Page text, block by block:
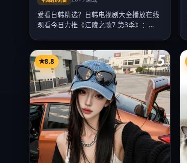
爱看日韩精选？日韩电视剧大全播放在线
观看今日力推《江陵之歌7 第3季》：
5
8.8